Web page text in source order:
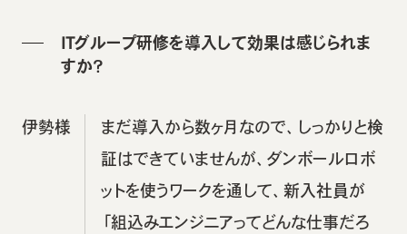
ITグループ研修を導入して効果は感じられま
すか？
伊勢様
まだ導入から数ヶ月なので、しっかりと検
証はできていませんが、ダンボールロボ
ットを使うワークを通して、新入社員が
「組込みエンジニアってどんな仕事だろ